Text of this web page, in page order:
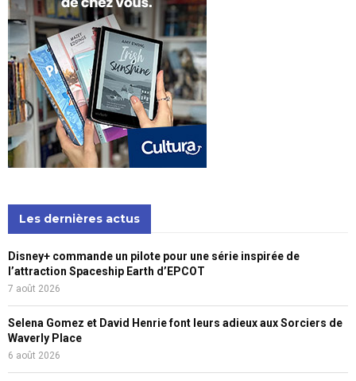
Les dernières actus
Disney+ commande un pilote pour une série inspirée de
l’attraction Spaceship Earth d’EPCOT
7 août 2026
Selena Gomez et David Henrie font leurs adieux aux Sorciers de
Waverly Place
6 août 2026